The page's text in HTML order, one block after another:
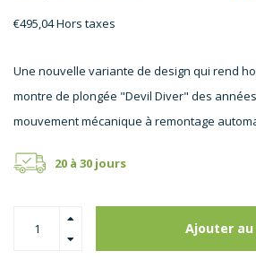
€495,04 Hors taxes
Une nouvelle variante de design qui rend
montre de plongée "Devil Diver" des
mouvement mécanique à remontage
20 à 30 jours
Ajouter